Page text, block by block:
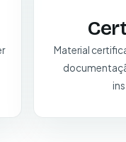
Material